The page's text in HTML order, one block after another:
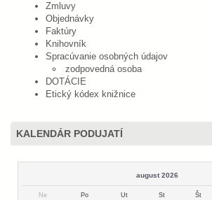
Zmluvy
Objednávky
Faktúry
Knihovník
Spracúvanie osobných údajov
zodpovedná osoba
DOTÁCIE
Etický kódex knižnice
KALENDÁR PODUJATÍ
august 2026
Ne Po Ut St Št